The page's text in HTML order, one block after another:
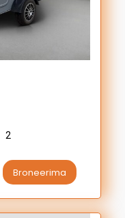
2
Broneerima